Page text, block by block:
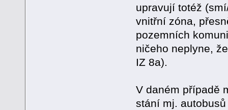
upravují totéž
vnitřní zóna,
pozemních
ničeho neplyne,
IZ 8a).
V daném případě
stání mj.